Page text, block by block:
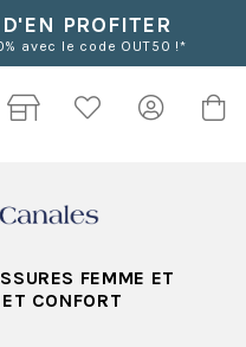
PROFITER
avec le code OUT50 !*
FEMME ET
CONFORT